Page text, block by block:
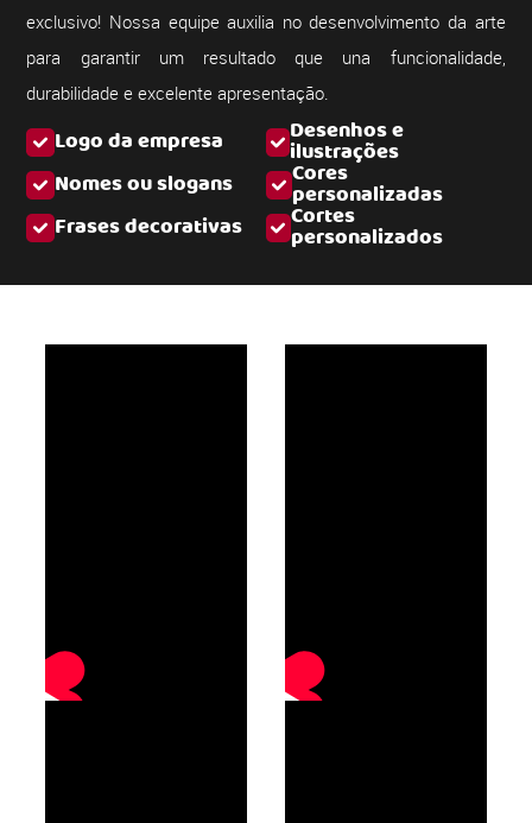
Logo da empresa Desenhos e
ilustrações
Nomes ou slogans
Cores
personalizadas
Frases decorativas
Cortes
personalizados
exclusivo! Nossa equipe auxilia no desenvolvimento da arte
para garantir um resultado que una funcionalidade,
durabilidade e excelente apresentação.